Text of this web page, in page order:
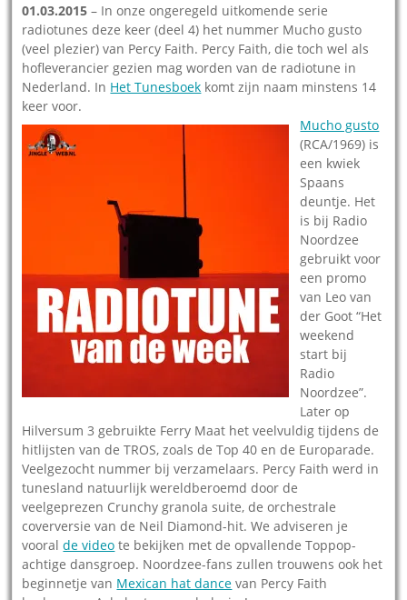
01.03.2015 – In onze ongeregeld uitkomende serie
radiotunes deze keer (deel 4) het nummer Mucho gusto
(veel plezier) van Percy Faith. Percy Faith, die toch wel als
hofleverancier gezien mag worden van de radiotune in
Nederland. In Het Tunesboek komt zijn naam minstens 14
keer voor.
Mucho gusto
(RCA/1969) is
een kwiek
Spaans
deuntje. Het
is bij Radio
Noordzee
gebruikt voor
een promo
van Leo van
der Goot “Het
weekend
start bij
Radio
Noordzee”.
Later op
Hilversum 3 gebruikte Ferry Maat het veelvuldig tijdens de
hitlijsten van de TROS, zoals de Top 40 en de Europarade.
Veelgezocht nummer bij verzamelaars. Percy Faith werd in
tunesland natuurlijk wereldberoemd door de
veelgeprezen Crunchy granola suite, de orchestrale
coverversie van de Neil Diamond-hit. We adviseren je
vooralde video te bekijken met de opvallende Toppop-
achtige dansgroep. Noordzee-fans zullen trouwens ook het
beginnetje van Mexican hat dance van Percy Faith